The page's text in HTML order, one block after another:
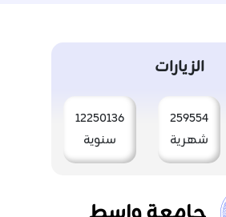
الزيارات
259554
شهرية
12250136
سنوية